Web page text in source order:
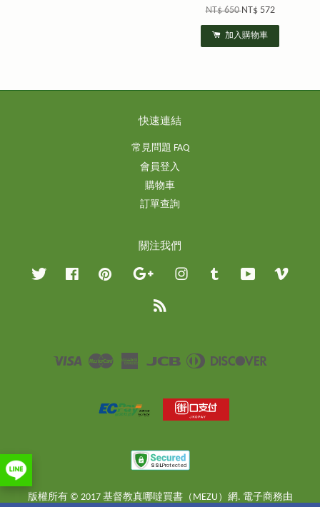
NT$ 650NT$ 572
加入購物車
快速連結
常見問題 FAQ
會員登入
購物車
訂單查詢
關注我們
Twitter Facebook Pinterest Google InstagramTumblr YouTube
Visa Master
American
JCB
Diners
版權所有 © 2017 基督教真哪噠買書（MEZU）網. 電子商務由